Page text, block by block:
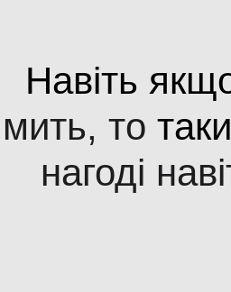
Навіть
мить, то
нагоді